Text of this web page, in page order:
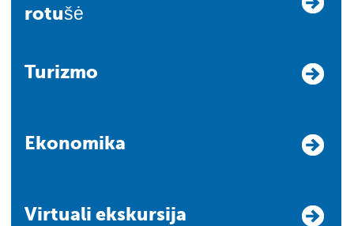
rotušė
Turizmo
Ekonomika
Virtuali ekskursija